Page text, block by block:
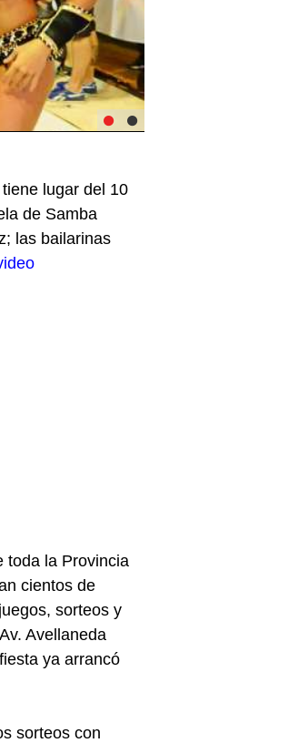
lugar del 10
de Samba
las bailarinas
toda la Provincia
cientos de
sorteos y
Avellaneda
ya arrancó
sorteos con